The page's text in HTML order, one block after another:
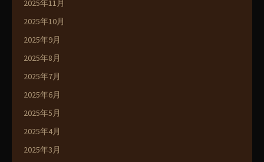
2025年11月
2025年10月
2025年9月
2025年8月
2025年7月
2025年6月
2025年5月
2025年4月
2025年3月